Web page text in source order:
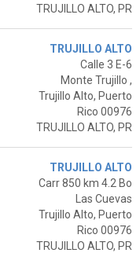
TRUJILLO ALTO, PR
TRUJILLO ALTO
Calle 3 E-6
Monte Trujillo ,
Trujillo Alto, Puerto
Rico 00976
TRUJILLO ALTO, PR
TRUJILLO ALTO
Carr 850 km 4.2 Bo
Las Cuevas
Trujillo Alto, Puerto
Rico 00976
TRUJILLO ALTO, PR